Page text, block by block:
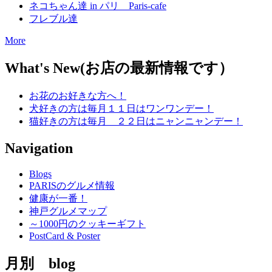
ネコちゃん達 in パリ Paris-cafe
フレブル達
More
What's New(お店の最新情報です）
お花のお好きな方へ！
犬好きの方は毎月１１日はワンワンデー！
猫好きの方は毎月 ２２日はニャンニャンデー！
Navigation
Blogs
PARISのグルメ情報
健康が一番！
神戸グルメマップ
～1000円のクッキーギフト
PostCard & Poster
月別 blog